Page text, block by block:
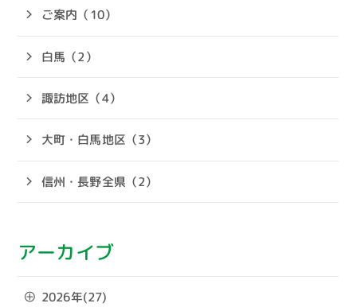
ご案内（10）
白馬（2）
諏訪地区（4）
大町・白馬地区（3）
信州・長野全県（2）
アーカイブ
2026年(27)